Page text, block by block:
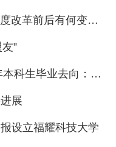
冲破“分数牢笼” 高校考评制度改革前后有何变化？
”
复旦上交等四校发布2023年本科生毕业去向：多数选择继续深造
展
设立福耀科技大学